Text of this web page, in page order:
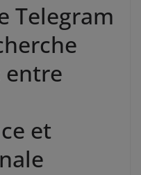
Telegram
entre
et